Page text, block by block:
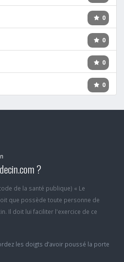
0
0
0
0
?
de la santé publique) « Le
que possède toute personne de
Il doit lui faciliter l'exercice de ce
les doigts d’avoir poussé la porte